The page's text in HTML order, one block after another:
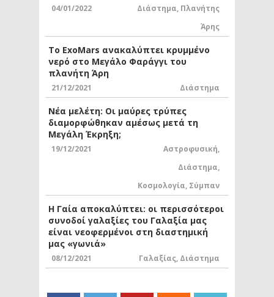
04/01/2022 Διάστημα, Πλανήτης
Άρης
Το ExoMars ανακαλύπτει κρυμμένο
νερό στο Μεγάλο Φαράγγι του
πλανήτη Άρη
21/12/2021 Διάστημα
Νέα μελέτη: Οι μαύρες τρύπες
διαμορφώθηκαν αμέσως μετά τη
Μεγάλη Έκρηξη;
19/12/2021 Αστροφυσική,
Διάστημα,
Κοσμολογία, Σύμπαν
Η Γαία αποκαλύπτει: οι περισσότεροι
συνοδοί γαλαξίες του Γαλαξία μας
είναι νεοφερμένοι στη διαστημική
μας «γωνιά»
08/12/2021 Γαλαξίας, Διάστημα